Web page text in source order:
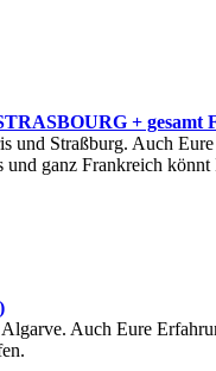
+ gesamt
und Straßburg. Auch
und ganz Frankreich
Auch Eure